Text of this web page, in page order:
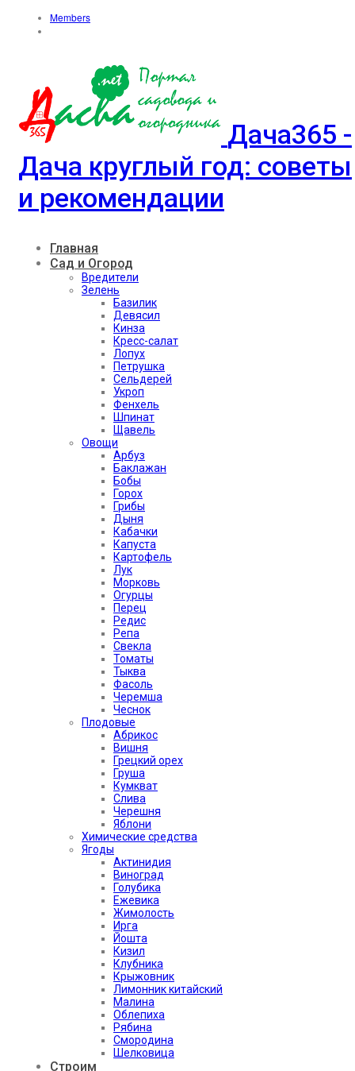
Members
Дача365 -
Дача круглый год: советы
и рекомендации
Главная
Сад и Огород
Вредители
Зелень
Базилик
Девясил
Кинза
Кресс-салат
Лопух
Петрушка
Сельдерей
Укроп
Фенхель
Шпинат
Щавель
Овощи
Арбуз
Баклажан
Бобы
Горох
Грибы
Дыня
Кабачки
Капуста
Картофель
Лук
Морковь
Огурцы
Перец
Редис
Репа
Свекла
Томаты
Тыква
Фасоль
Черемша
Чеснок
Плодовые
Абрикос
Вишня
Грецкий орех
Груша
Кумкват
Слива
Черешня
Яблони
Химические средства
Ягоды
Актинидия
Виноград
Голубика
Ежевика
Жимолость
Ирга
Йошта
Кизил
Клубника
Крыжовник
Лимонник китайский
Малина
Облепиха
Рябина
Смородина
Шелковица
Строим